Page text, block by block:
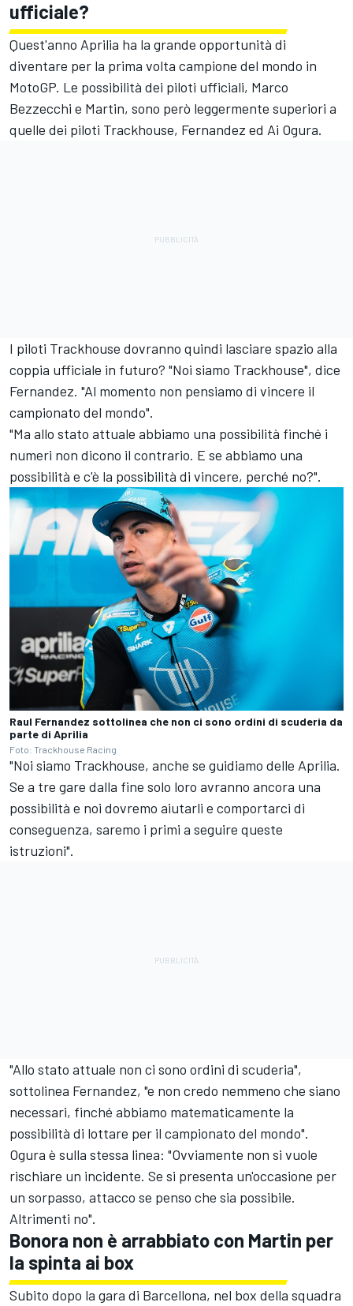
ufficiale?
Quest'anno Aprilia ha la grande opportunità di
diventare per la prima volta campione del mondo in
MotoGP. Le possibilità dei piloti ufficiali, Marco
Bezzecchi e Martin, sono però leggermente superiori a
quelle dei piloti Trackhouse, Fernandez ed Ai Ogura.
I piloti Trackhouse dovranno quindi lasciare spazio alla
coppia ufficiale in futuro? "Noi siamo Trackhouse", dice
Fernandez. "Al momento non pensiamo di vincere il
campionato del mondo".
"Ma allo stato attuale abbiamo una possibilità finché i
numeri non dicono il contrario. E se abbiamo una
possibilità e c'è la possibilità di vincere, perché no?".
Raul Fernandez sottolinea che non ci sono ordini di scuderia da
parte di Aprilia
Foto: Trackhouse Racing
"Noi siamo Trackhouse, anche se guidiamo delle Aprilia.
Se a tre gare dalla fine solo loro avranno ancora una
possibilità e noi dovremo aiutarli e comportarci di
conseguenza, saremo i primi a seguire queste
istruzioni".
"Allo stato attuale non ci sono ordini di scuderia",
sottolinea Fernandez, "e non credo nemmeno che siano
necessari, finché abbiamo matematicamente la
possibilità di lottare per il campionato del mondo".
Ogura è sulla stessa linea: "Ovviamente non si vuole
rischiare un incidente. Se si presenta un'occasione per
un sorpasso, attacco se penso che sia possibile.
Altrimenti no".
Bonora non è arrabbiato con Martin per
la spinta ai box
Subito dopo la gara di Barcellona, nel box della squadra